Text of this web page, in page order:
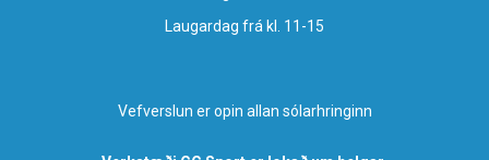
Laugardag frá kl. 11-15
Vefverslun er opin allan sólarhringinn